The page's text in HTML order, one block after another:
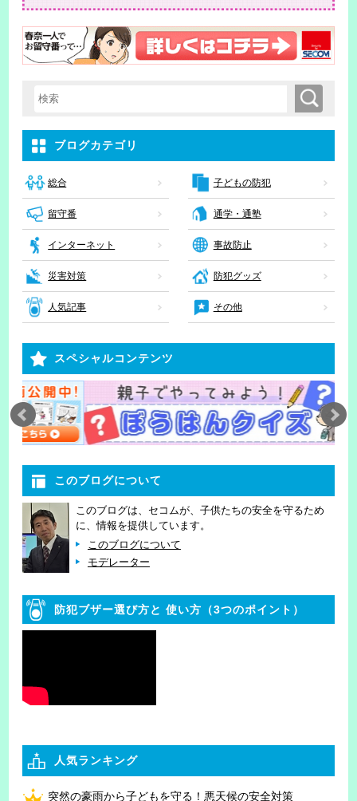
検索キーワード入力 検索
ブログカテゴリ
総合 子どもの防犯
留守番 通学・通塾
インターネット 事故防止
災害対策 防犯グッズ
人気記事 その他
スペシャルコンテンツ
このブログについて
このブログは、セコムが、子供たちの安全を守るため
に、情報を提供しています。
このブログについて
モデレーター
防犯ブザー選び方と 使い方（3つのポイント）
人気ランキング
突然の豪雨から子どもを守る！悪天候の安全対策